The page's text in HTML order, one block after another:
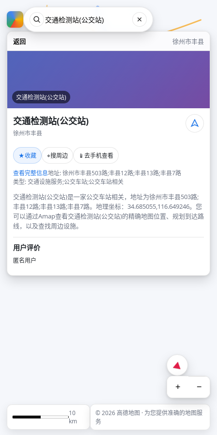
返回 徐州市丰县
交通检测站(公交站)
交通检测站(公交站)
徐州市丰县
★收藏 ⌖搜周边 📱 去手机查看
查看完整信息地址: 徐州市丰县503路;丰县12路;丰县13路;丰县7路
类型: 交通设施服务;公交车站;公交车站相关
交通检测站(公交站)是一家公交车站相关，地址为徐州市丰县503路;
丰县12路;丰县13路;丰县7路。地理坐标：34.685055,116.649246。您
可以通过Amap查看交通检测站(公交站)的精确地图位置、规划到达路
线，以及查找周边设施。
用户评价
匿名用户
+ −
10
km
© 2026 高德地图 · 为您提供准确的地图服
务